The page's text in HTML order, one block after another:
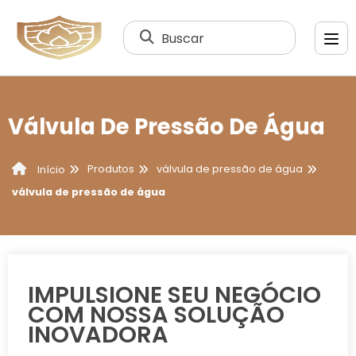
Buscar
Válvula De Pressão De Água
Início Produtos
válvula de pressão de água
válvula de pressão de água
IMPULSIONE SEU NEGÓCIO
COM NOSSA SOLUÇÃO
INOVADORA